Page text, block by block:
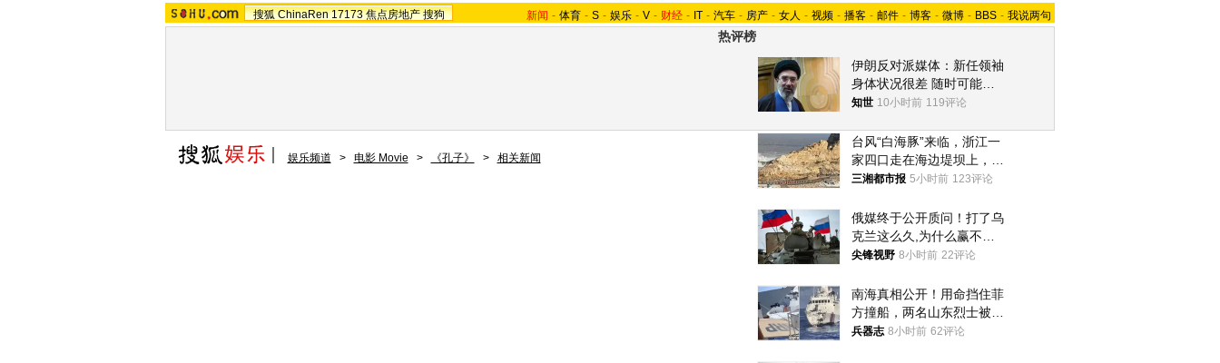
搜狐 ChinaRen 17173 焦点房地产 搜狗 新闻 - 体育 - S - 娱乐 - V - 财经 - IT - 汽车 - 房产 - 女人 - 视频 - 播客 - 邮件 - 博客 - 微博 - BBS - 我说两句
热评榜
伊朗反对派媒体：新任领袖
身体状况很差 随时可能离
世
知世 10小时前 119评论
台风“白海豚”来临，浙江一
家四口走在海边堤坝上，其
中9岁男孩被巨浪卷入海
三湘都市报 5小时前 123评论
俄媒终于公开质问！打了乌
克兰这么久,为什么赢不了?
答案令人沉默
尖锋视野 8小时前 22评论
南海真相公开！用命挡住菲
方撞船，两名山东烈士被授
武警最高荣誉
兵器志 8小时前 62评论
娱乐频道 > 电影 Movie > 《孔子》 > 相关新闻